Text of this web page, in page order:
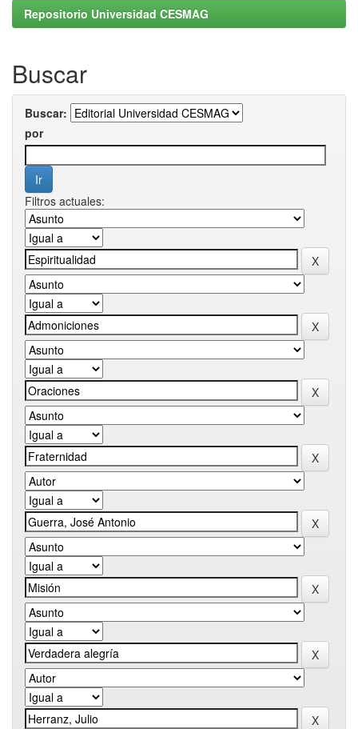
Repositorio Universidad CESMAG
Buscar
Buscar:
por
Filtros actuales: